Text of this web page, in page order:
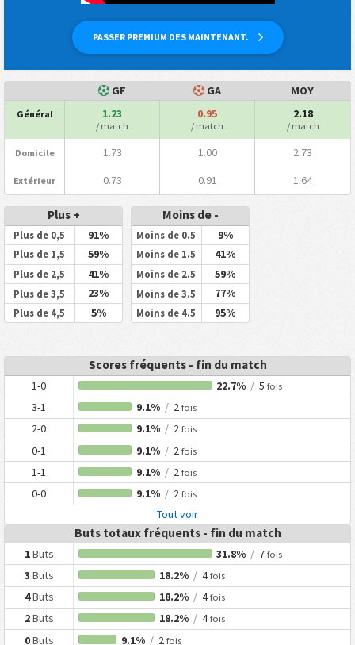
PASSER PREMIUM DES MAINTENANT.
GF GA MOY
Général 1.23
/ match
0.95
/ match
2.18
/ match
Domicile 1.73 1.00 2.73
Extérieur 0.73 0.91 1.64
Plus +
Plus de 0,5 91%
Plus de 1,5 59%
Plus de 2,5 41%
Plus de 3,5 23%
Plus de 4,5 5%
Moins de -
Moins de 0.5 9%
Moins de 1.5 41%
Moins de 2.5 59%
Moins de 3.5 77%
Moins de 4.5 95%
Scores fréquents - fin du match
1-0 22.7% / 5fois
3-1 9.1% /2 fois
2-0 9.1% /2 fois
0-1 9.1% /2 fois
1-1 9.1% /2 fois
0-0 9.1% /2 fois
Tout voir
Buts totaux fréquents - fin du match
1Buts 31.8% / 7fois
3 Buts 18.2% /4fois
4Buts 18.2% /4fois
2Buts 18.2% /4fois
0Buts 9.1% /2 fois